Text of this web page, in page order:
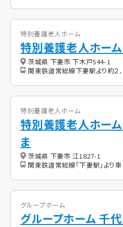
特別養護老人ホーム
特別養護老人ホー
茨城県 下妻市 下木戸544-1
関東鉄道常総線下妻駅より約２．
特別養護老人ホーム
特別養護老人ホー
ま
茨城県 下妻市 江1827-1
関東鉄道常総線「下妻駅」より
グループホーム
グループホーム 千